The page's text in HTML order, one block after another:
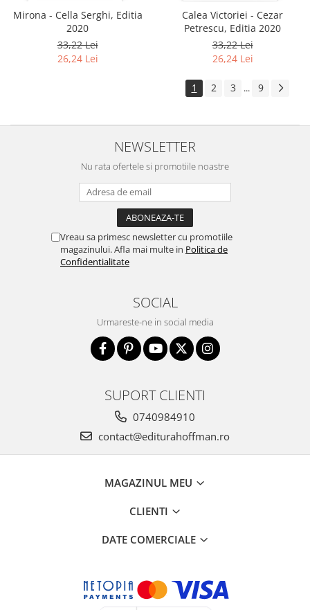
Mirona - Cella Serghi, Editia
2020
33,22 Lei
26,24 Lei
Calea Victoriei - Cezar
Petrescu, Editia 2020
33,22 Lei
26,24 Lei
1 2 3 ... 9
NEWSLETTER
Nu rata ofertele si promotiile noastre
Vreau sa primesc newsletter cu promotiile
magazinului. Afla mai multe in Politica de
Confidentialitate
SOCIAL
Urmareste-ne in social media
SUPORT CLIENTI
0740984910
contact@editurahoffman.ro
MAGAZINUL MEU
CLIENTI
DATE COMERCIALE